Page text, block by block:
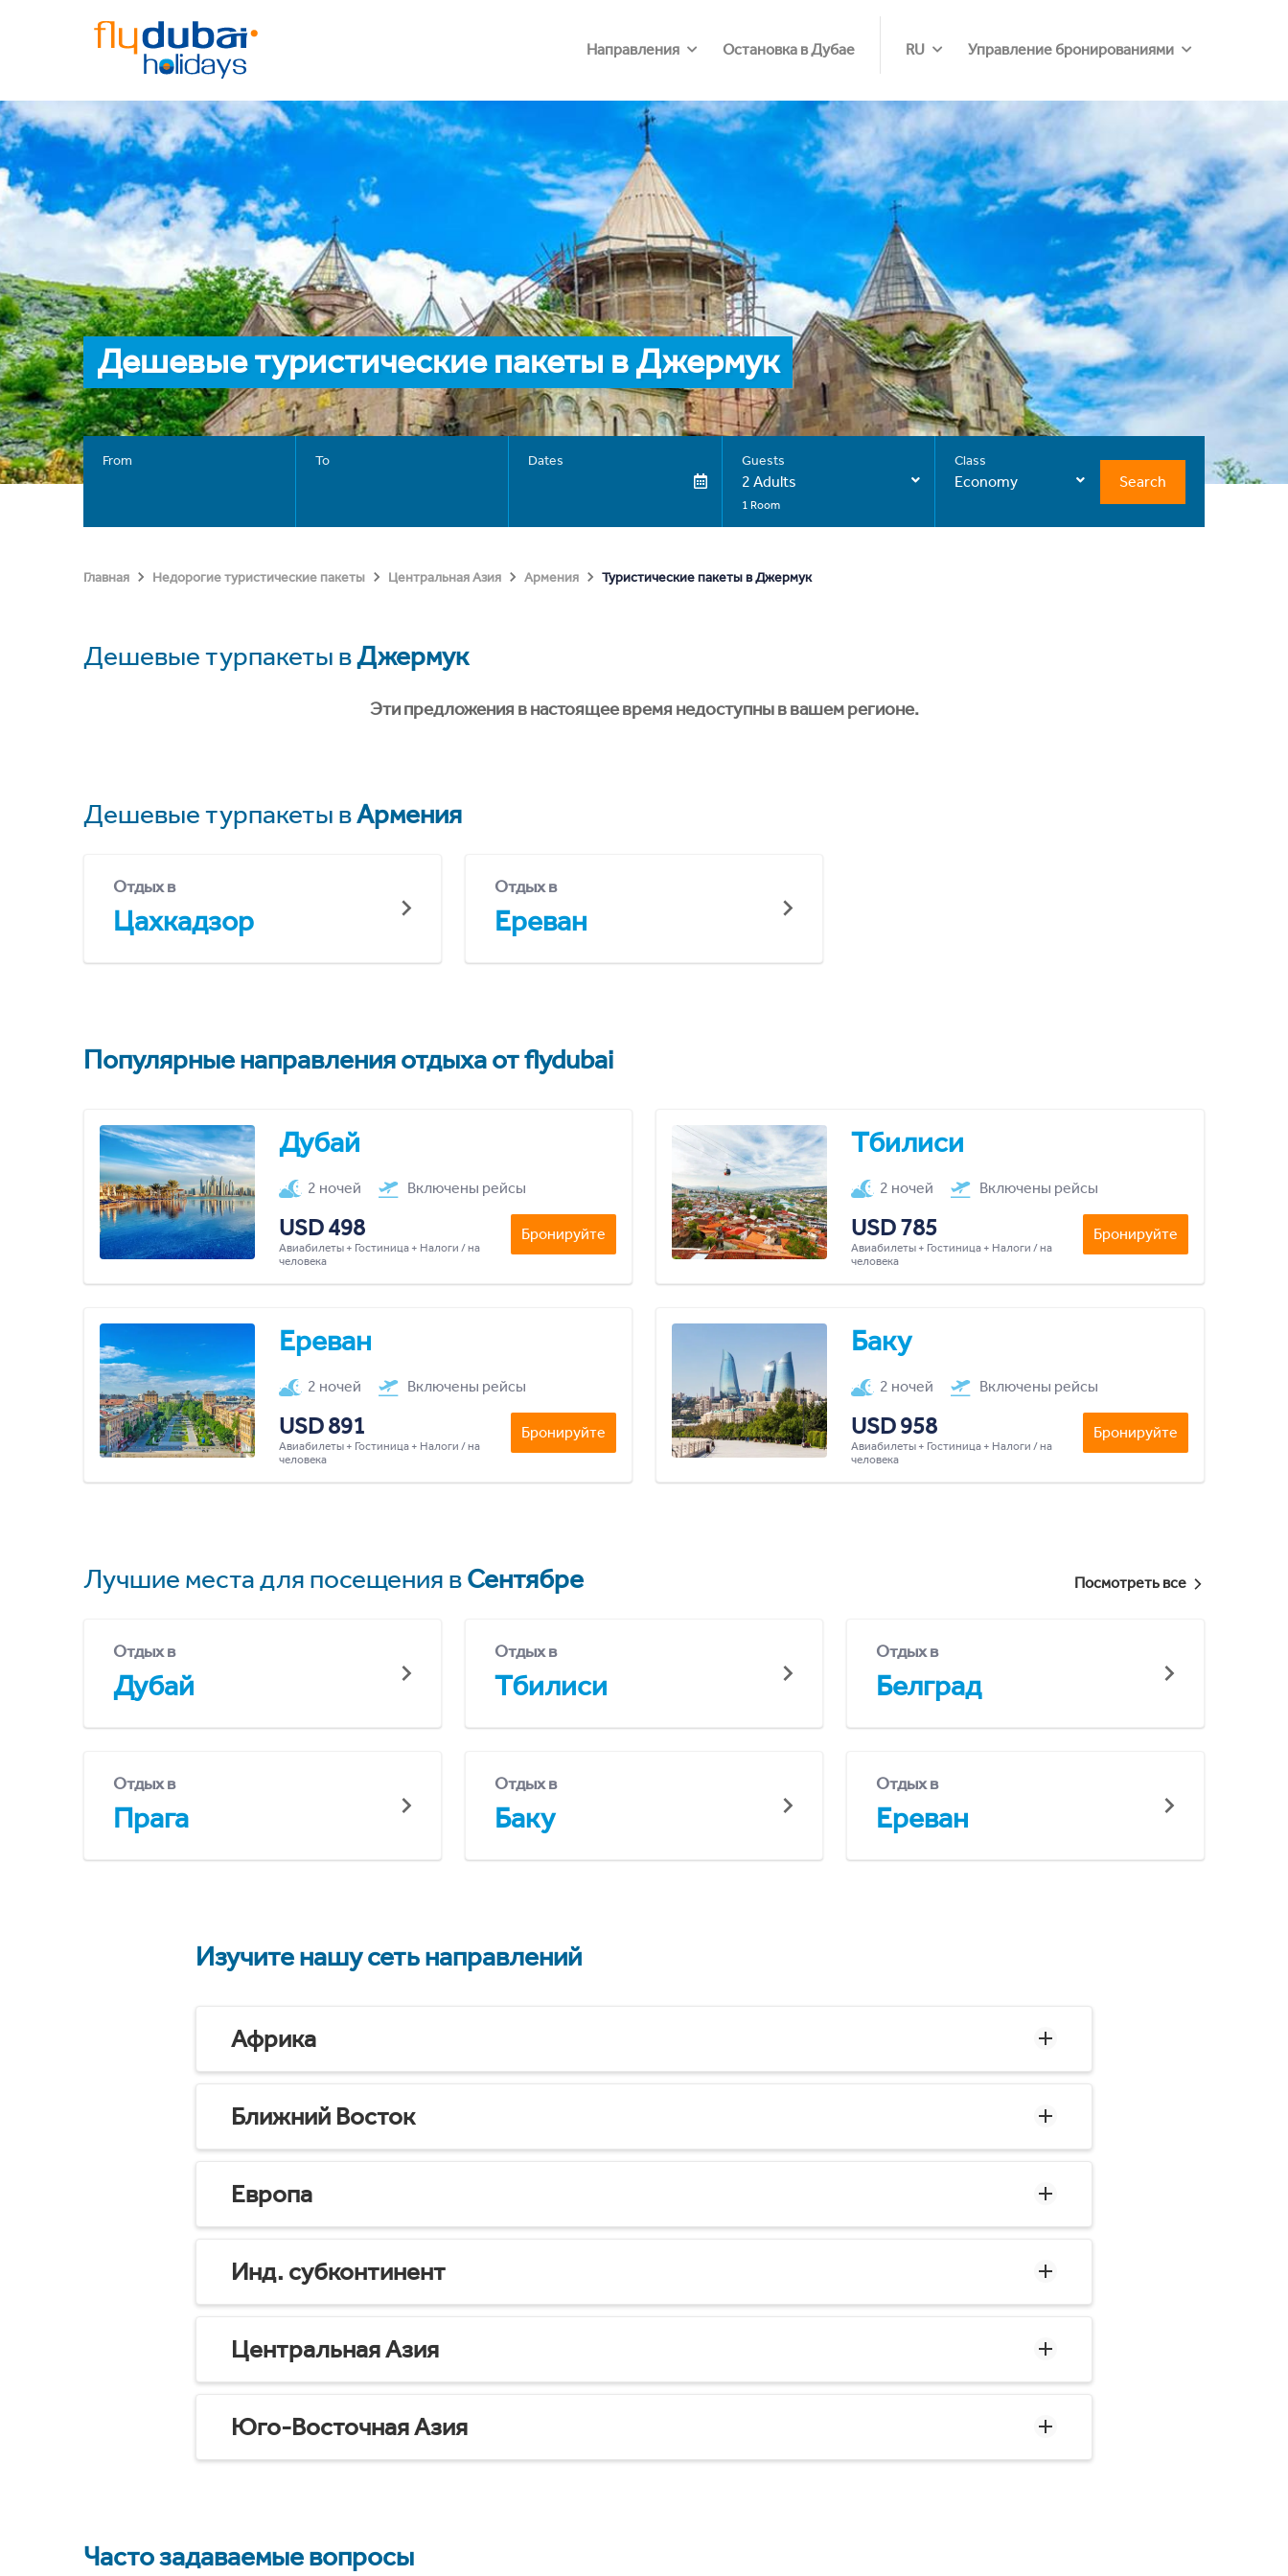
Направления Остановка в Дубае RU Управление бронированиями
Дешевые туристические пакеты в Джермук
From To Dates Guests
2 Adults
1 Room
Class
Economy Search
Главная Недорогие туристические пакеты Центральная Азия Армения Туристические пакеты в Джермук
Дешевые турпакеты вДжермук
Эти предложения в настоящее время недоступны в вашем регионе.
Дешевые турпакеты вАрмения
Отдых в
Цахкадзор
Отдых в
Ереван
Популярные направления отдыха от flydubai
Дубай
2 ночей Включены рейсы
USD 498
Авиабилеты + Гостиница + Налоги / на
человека
Бронируйте
Тбилиси
2 ночей Включены рейсы
USD 785
Авиабилеты + Гостиница + Налоги / на
человека
Бронируйте
Ереван
2 ночей Включены рейсы
USD 891
Авиабилеты + Гостиница + Налоги / на
человека
Бронируйте
Баку
2 ночей Включены рейсы
USD 958
Авиабилеты + Гостиница + Налоги / на
человека
Бронируйте
Лучшие места для посещения вСентябре Посмотреть все
Отдых в
Дубай
Отдых в
Тбилиси
Отдых в
Белград
Отдых в
Прага
Отдых в
Баку
Отдых в
Ереван
Изучите нашу сеть направлений
Африка
Ближний Восток
Европа
Инд. субконтинент
Центральная Азия
Юго-Восточная Азия
Часто задаваемые вопросы